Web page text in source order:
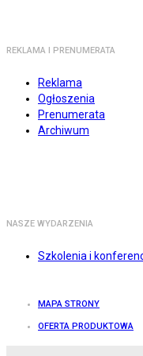
REKLAMA I PRENUMERATA
Reklama
Ogłoszenia
Prenumerata
Archiwum
NASZE WYDARZENIA
Szkolenia i
MAPA STRONY
OFERTA PRODUKTOWA